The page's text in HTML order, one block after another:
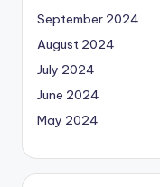
September 2024
August 2024
July 2024
June 2024
May 2024